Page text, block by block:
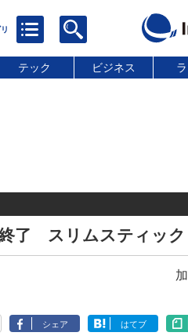
テック ビジネス
終了 スリムスティック
シェア はてブ